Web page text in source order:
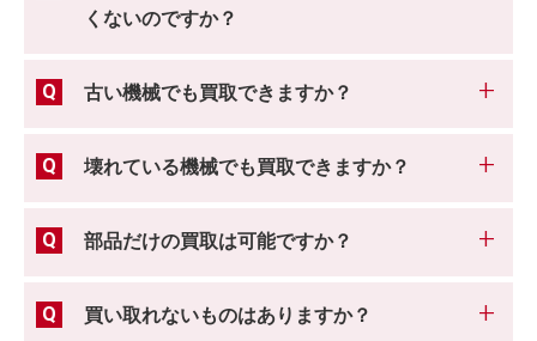
くないのですか？
古い機械でも買取できますか？
壊れている機械でも買取できますか？
部品だけの買取は可能ですか？
買い取れないものはありますか？